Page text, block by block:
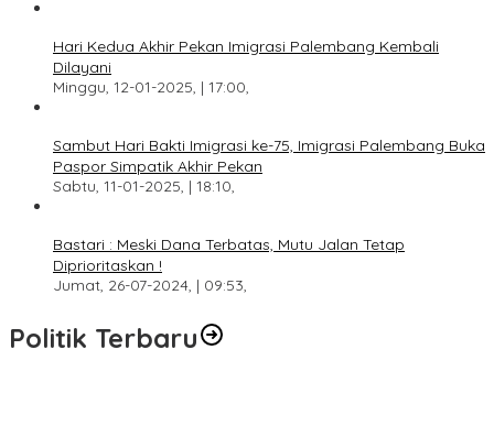
Hari Kedua Akhir Pekan Imigrasi Palembang Kembali
Dilayani
Minggu, 12-01-2025, | 17:00,
Sambut Hari Bakti Imigrasi ke-75, Imigrasi Palembang Buka
Paspor Simpatik Akhir Pekan
Sabtu, 11-01-2025, | 18:10,
Bastari : Meski Dana Terbatas, Mutu Jalan Tetap
Diprioritaskan !
Jumat, 26-07-2024, | 09:53,
Politik Terbaru